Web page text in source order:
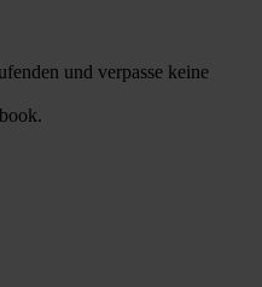
und verpasse keine